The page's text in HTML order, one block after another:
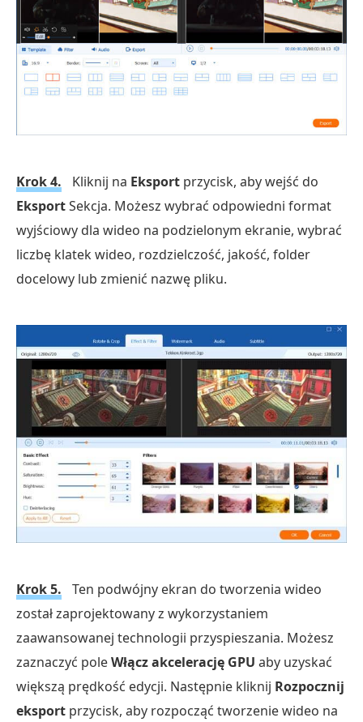
Krok 4. Kliknij na Eksport przycisk, aby wejść do
EksportSekcja. Możesz wybrać odpowiedni format
wyjściowy dla wideo na podzielonym ekranie, wybrać
liczbę klatek wideo, rozdzielczość, jakość, folder
docelowy lub zmienić nazwę pliku.
Krok 5.
Ten podwójny ekran do tworzenia wideo
został zaprojektowany z wykorzystaniem
zaawansowanej technologii przyspieszania. Możesz
zaznaczyć poleWłącz akcelerację GPU aby uzyskać
większą prędkość edycji. Następnie kliknij Rozpocznij
eksport przycisk, aby rozpocząć tworzenie wideo na